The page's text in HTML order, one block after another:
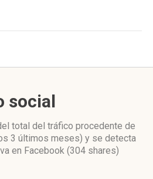
social
total del tráfico procedente de
3 últimos meses) y se detecta
en Facebook (304 shares)